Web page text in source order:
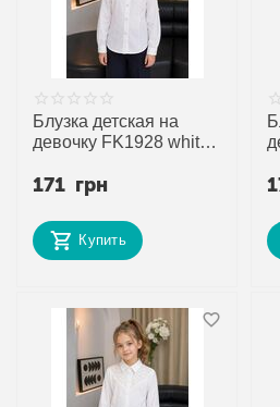
Блузка детская на
девочку FK1928 white
недорого оптом от
171 грн
Купить